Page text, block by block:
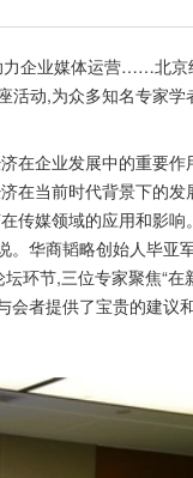
力企业媒体运营……北京
活动,为众多知名专家学
在企业发展中的重要作
在当前时代背景下的发
传媒领域的应用和影响
。华商韬略创始人毕亚
环节,三位专家聚焦“在
者提供了宝贵的建议和